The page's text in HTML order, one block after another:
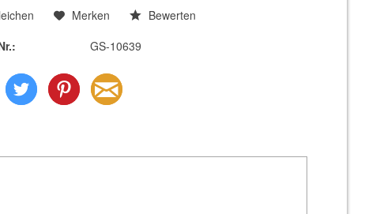
Merken
Bewerten
GS-10639